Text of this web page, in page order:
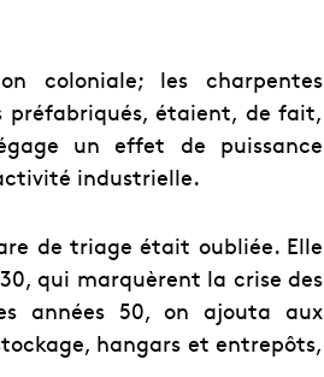
coloniale; les charpentes
préfabriqués, étaient, de fait,
un effet de puissance
industrielle.
de triage était oubliée. Elle
qui marquèrent la crise des
années 50, on ajouta aux
hangars et entrepôts,